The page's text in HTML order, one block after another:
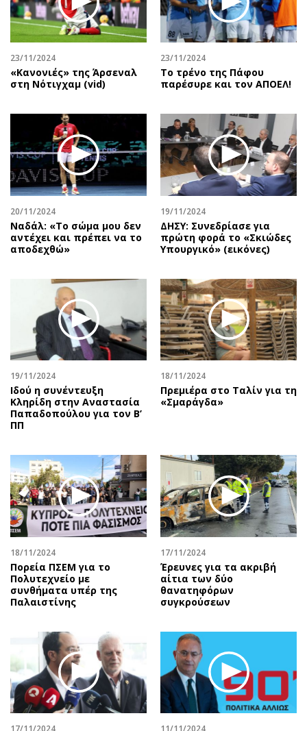
Χειρόγραφα
Επιστολές
23/11/2024
«Κανονιές» της Άρσεναλ
στη Νότιγχαμ (vid)
23/11/2024
Το τρένο της Πάφου
παρέσυρε και τον ΑΠΟΕΛ!
20/11/2024
Ναδάλ: «Το σώμα μου δεν
αντέχει και πρέπει να το
αποδεχθώ»
19/11/2024
ΔΗΣΥ: Συνεδρίασε για
πρώτη φορά το «Σκιώδες
Υπουργικό» (εικόνες)
19/11/2024
Ιδού η συνέντευξη
Κληρίδη στην Αναστασία
Παπαδοπούλου για τον Β’
ΠΠ
18/11/2024
Πρεμιέρα στο Ταλίν για τη
«Σμαράγδα»
18/11/2024
Πορεία ΠΣΕΜ για το
Πολυτεχνείο με
συνθήματα υπέρ της
Παλαιστίνης
17/11/2024
Έρευνες για τα ακριβή
αίτια των δύο
θανατηφόρων
συγκρούσεων
17/11/2024 11/11/2024